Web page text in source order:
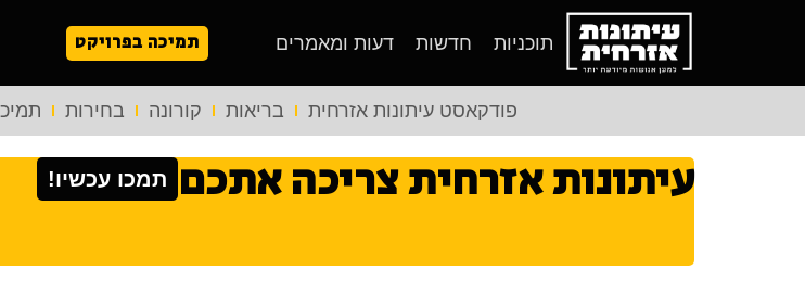
תוכניות חדשות דעות ומאמרים תמיכה בפרויקט
פודקאסט עיתונות אזרחית בריאות קורונה בחירות
עיתונות אזרחית צריכה אתכם תמכו עכשיו!